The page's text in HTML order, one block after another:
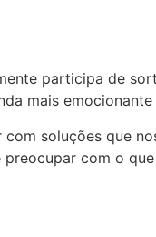
participa de
mais
soluções que
com o